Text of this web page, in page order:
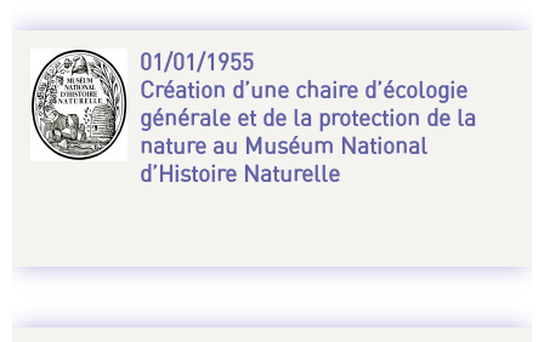
01/01/1955
Création d’une chaire d’écologie
générale et de la protection de la
nature au Muséum National
d’Histoire Naturelle